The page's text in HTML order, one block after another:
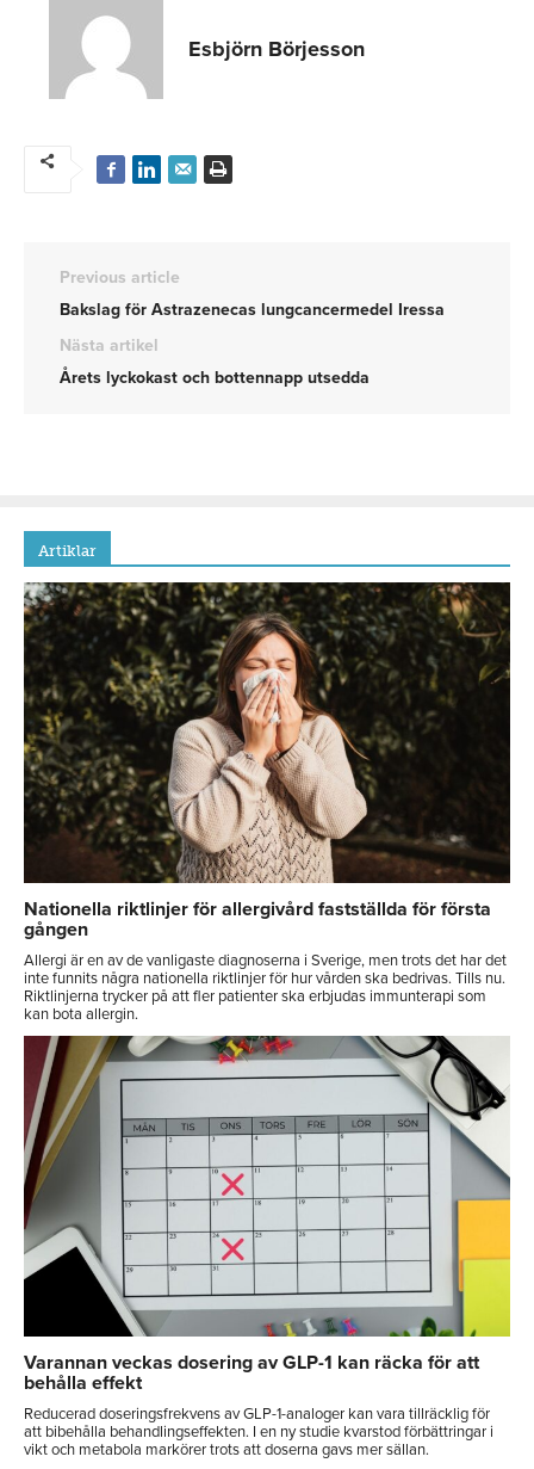
Esbjörn Börjesson
Previous article
Bakslag för Astrazenecas lungcancermedel Iressa
Nästa artikel
Årets lyckokast och bottennapp utsedda
Artiklar
Nationella riktlinjer för allergivård fastställda för första
gången
Allergi är en av de vanligaste diagnoserna i Sverige, men trots det har det
inte funnits några nationella riktlinjer för hur vården ska bedrivas. Tills nu.
Riktlinjerna trycker på att fler patienter ska erbjudas immunterapi som
kan bota allergin.
Varannan veckas dosering av GLP-1 kan räcka för att
behålla effekt
Reducerad doseringsfrekvens av GLP-1-analoger kan vara tillräcklig för
att bibehålla behandlingseffekten. I en ny studie kvarstod förbättringar i
vikt och metabola markörer trots att doserna gavs mer sällan.